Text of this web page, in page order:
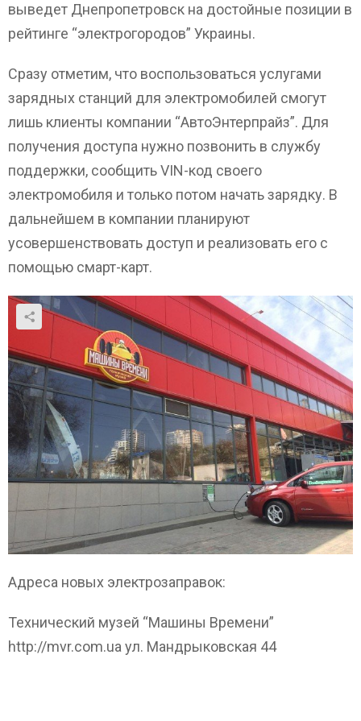
выведет Днепропетровск на достойные позиции в
рейтинге “электрогородов” Украины.
Сразу отметим, что воспользоваться услугами
зарядных станций для электромобилей смогут
лишь клиенты компании “АвтоЭнтерпрайз”. Для
получения доступа нужно позвонить в службу
поддержки, сообщить VIN-код своего
электромобиля и только потом начать зарядку. В
дальнейшем в компании планируют
усовершенствовать доступ и реализовать его с
помощью смарт-карт.
Адреса новых электрозаправок:
Технический музей “Машины Времени”
http://mvr.com.ua ул. Мандрыковская 44